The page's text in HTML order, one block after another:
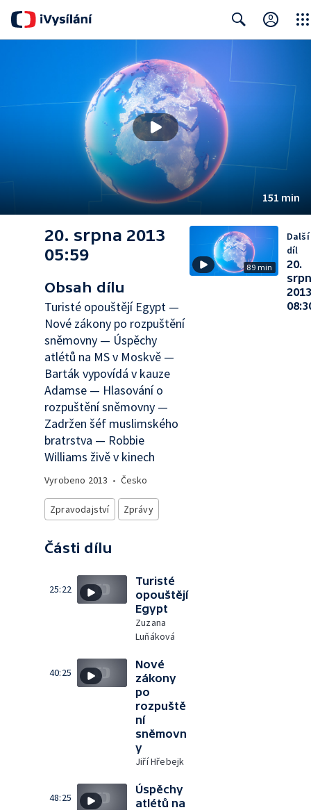
151 min
20. srpna 2013
05:59
Obsah dílu
Turisté opouštějí Egypt —
Nové zákony po rozpuštění
sněmovny — Úspěchy
atlétů na MS v Moskvě —
Barták vypovídá v kauze
Adamse — Hlasování o
rozpuštění sněmovny —
Zadržen šéf muslimského
bratrstva — Robbie
Williams živě v kinech
Vyrobeno 2013 • Česko
Zpravodajství Zprávy
Části dílu
25:22
Turisté
opouštějí
Egypt
Zuzana
Luňáková
40:25
Nové
zákony
po
rozpuště
ní
sněmovn
y
Jiří Hřebejk
48:25
Úspěchy
atlétů na
89 min
Další
díl
20.
2013